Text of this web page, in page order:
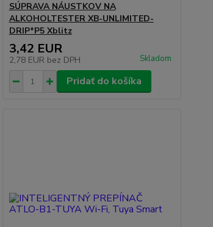
SÚPRAVA NÁUSTKOV NA
ALKOHOLTESTER XB-UNLIMITED-
DRIP*P5 Xblitz
3,42 EUR
2,78 EUR bez DPH Skladom
Pridať do košíka